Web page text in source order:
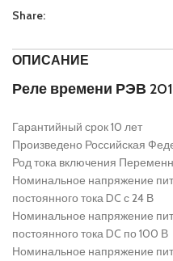
Share:
ОПИСАНИЕ
Реле времени РЭВ
Гарантийный срок10 лет
Произведено Российская
Род тока включения
Номинальное напряжение
постоянного тока DC с24 В
Номинальное напряжение
постоянного тока DC по 100 В
Номинальное напряжение